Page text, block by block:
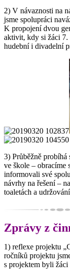
2) V návaznosti na
jsme spolupráci
K propojení dvou
aktivit, kdy si žáci
hudební i divadelní
3) Průběžně probíhá
ve škole – obracíme
informovali své
návrhy na řešení –
toaletách a
Zprávy z
1) reflexe projektu
ročníků projektu
s projektem byli